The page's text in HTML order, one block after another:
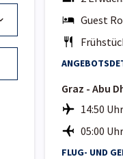
Guest
Graz - Abu
14:50
05:00
FLUG- UND